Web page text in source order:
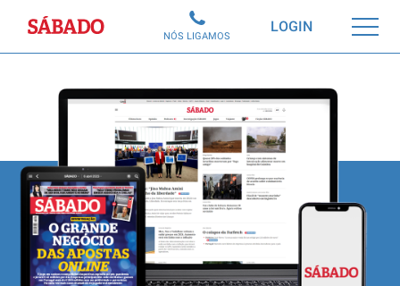
Sábado LOGIN
NÓS LIGAMOS